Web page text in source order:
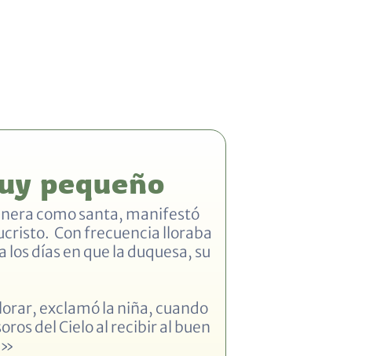
pequeño
como santa, manifestó
Con frecuencia lloraba
días en que la duquesa, su
exclamó la niña, cuando
del Cielo al recibir al buen